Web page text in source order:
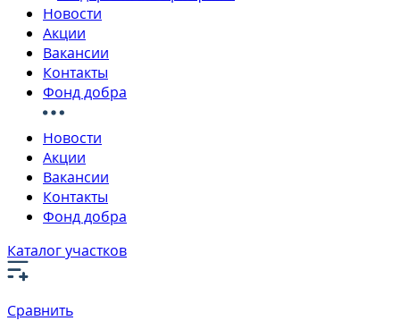
Новости
Акции
Вакансии
Контакты
Фонд добра
Новости
Акции
Вакансии
Контакты
Фонд добра
Каталог участков
Сравнить